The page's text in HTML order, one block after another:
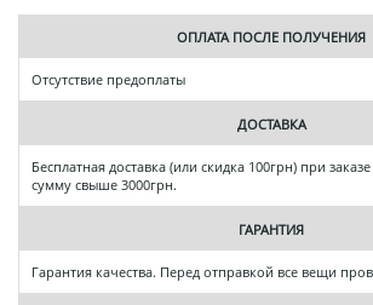
ОПЛАТА ПОСЛЕ ПОЛУЧЕНИЯ
Отсутствие предоплаты
ДОСТАВКА
Бесплатная доставка (или скидка 100грн) при
сумму свыше 3000грн.
ГАРАНТИЯ
Гарантия качества. Перед отправкой все вещи